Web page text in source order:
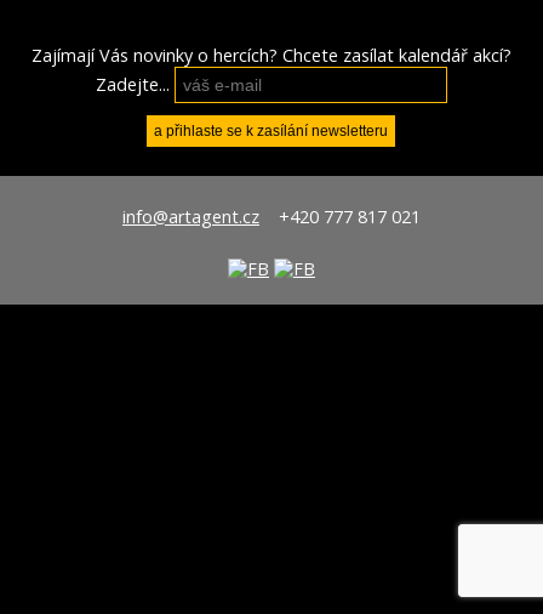
Zajímají Vás novinky o hercích? Chcete zasílat kalendář akcí?
Zadejte...
info@artagent.cz+420 777 817 021